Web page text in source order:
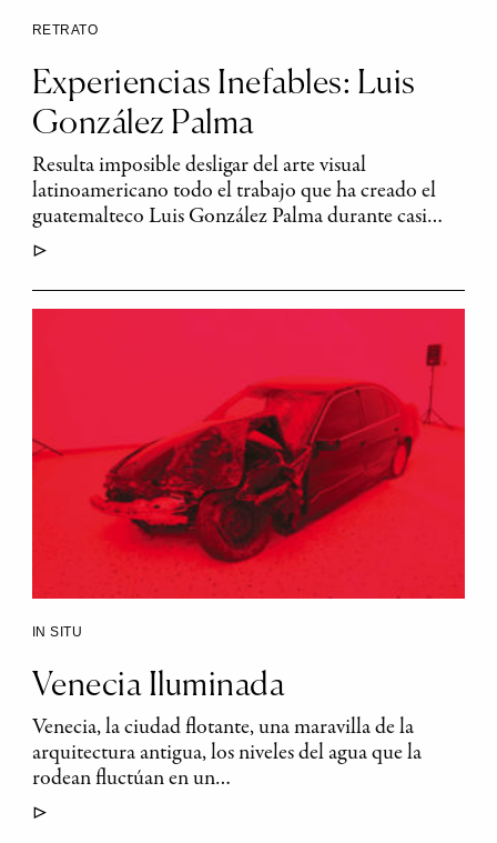
RETRATO
Experiencias Inefables: Luis
González Palma
Resulta imposible desligar del arte visual
latinoamericano todo el trabajo que ha creado el
guatemalteco Luis González Palma durante casi…
▷
IN SITU
Venecia Iluminada
Venecia, la ciudad flotante, una maravilla de la
arquitectura antigua, los niveles del agua que la
rodean fluctúan en un…
▷